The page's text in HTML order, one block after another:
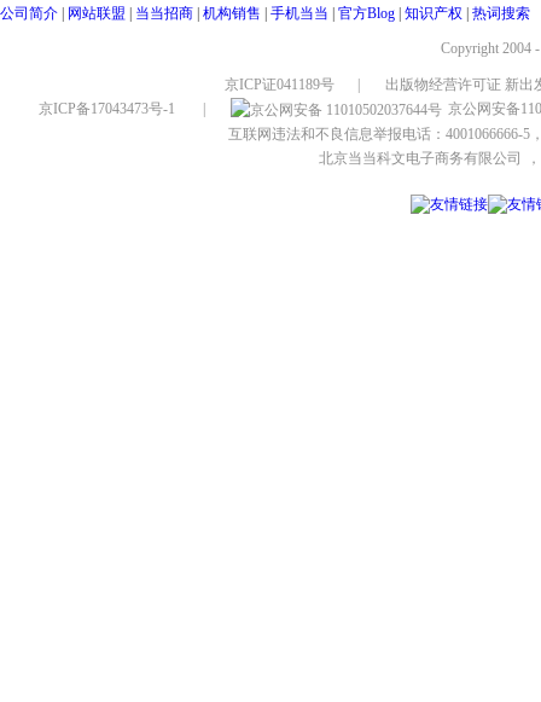
公司简介 网站联盟 当当招商 机构销售 手机当当 官方Blog 知识产权 热词搜索
Copyright 2004
京ICP证041189号
出版物经营许可证 新出
京ICP备17043473号-1
京公网安备
互联网违法和不良信息举报电话：4001066666-5
北京当当科文电子商务有限公司